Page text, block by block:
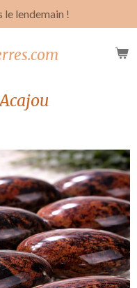
le lendemain !